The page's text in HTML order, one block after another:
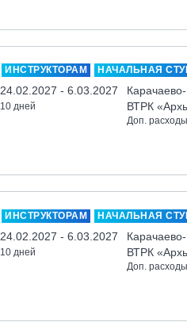
ИНСТРУКТОРАМ НАЧАЛЬНАЯ
24.02.2027 - 6.03.2027
10 дней
Карачаево-
ВТРК
Доп. расходы
ИНСТРУКТОРАМ НАЧАЛЬНАЯ
24.02.2027 - 6.03.2027
10 дней
Карачаево-
ВТРК
Доп. расходы